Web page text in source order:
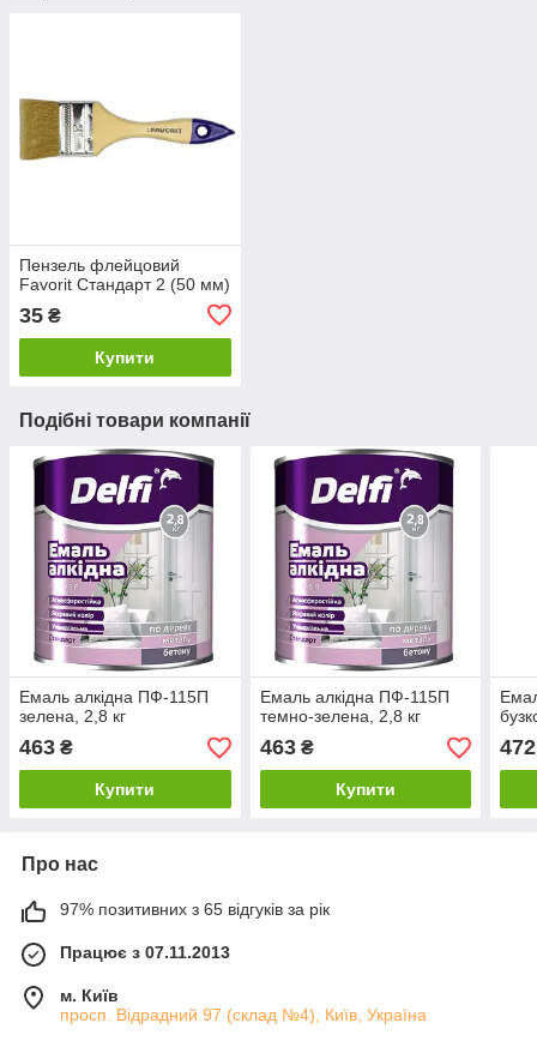
Пензель флейцовий
Favorit Стандарт 2 (50 мм)
35 ₴
Купити
Подібні товари компанії
Емаль алкідна ПФ-115П
зелена, 2,8 кг
463 ₴
Купити
Емаль алкідна ПФ-115П
темно-зелена, 2,8 кг
463₴
Купити
472
Про нас
97% позитивних з 65 відгуків за рік
Працює з 07.11.2013
м. Київ
просп. Відрадний 97 (склад №4), Київ, Україна